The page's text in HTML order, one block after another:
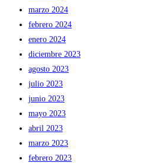
marzo 2024
febrero 2024
enero 2024
diciembre 2023
agosto 2023
julio 2023
junio 2023
mayo 2023
abril 2023
marzo 2023
febrero 2023